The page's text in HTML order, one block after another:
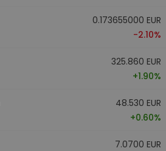
0.173655000 EUR
-2.10%
325.860 EUR
+1.90%
48.530 EUR
+0.60%
7.0700 EUR